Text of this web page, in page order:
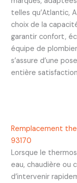
telles qu’Atlantic,
choix de la
garantir confort,
équipe de
s’assure d’une
entière
Remplacement
93170
Lorsque le
eau, chaudière ou
d’intervenir